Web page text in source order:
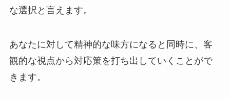
な選択と言えます。
あなたに対して精神的な味方になると同時に、客
観的な視点から対応策を打ち出していくことがで
きます。